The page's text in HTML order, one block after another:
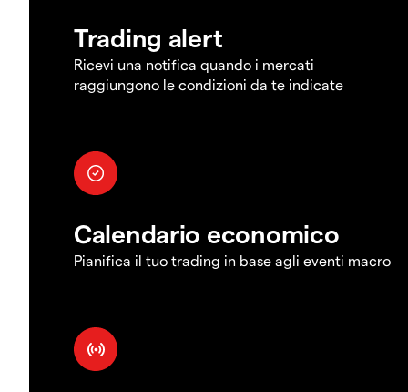
Trading alert
Ricevi una notifica quando i mercati
raggiungono le condizioni da te indicate
Calendario economico
Pianifica il tuo trading in base agli eventi macro